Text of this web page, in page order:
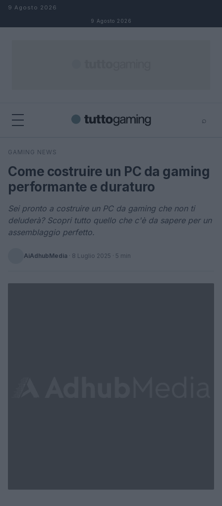
Salta al contenuto
9 Agosto 2026
9 Agosto 2026
⌕
Cerca
GAMING NEWS
Come costruire un PC da gaming
performante e duraturo
Sei pronto a costruire un PC da gaming che non ti
deluderà? Scopri tutto quello che c'è da sapere per un
assemblaggio perfetto.
AiAdhubMedia · 8 Luglio 2025 · 5 min